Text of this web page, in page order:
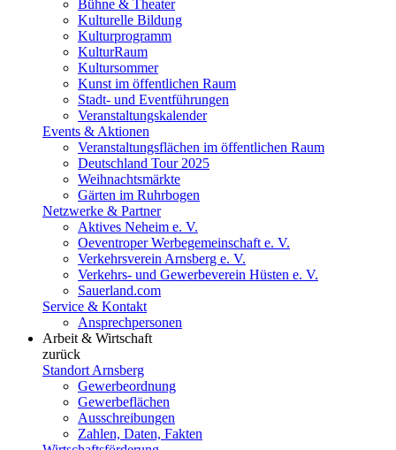
Bühne & Theater
Kulturelle Bildung
Kulturprogramm
KulturRaum
Kultursommer
Kunst im öffentlichen Raum
Stadt- und Eventführungen
Veranstaltungskalender
Events & Aktionen
Veranstaltungsflächen im öffentlichen Raum
Deutschland Tour 2025
Weihnachtsmärkte
Gärten im Ruhrbogen
Netzwerke & Partner
Aktives Neheim e. V.
Oeventroper Werbegemeinschaft e. V.
Verkehrsverein Arnsberg e. V.
Verkehrs- und Gewerbeverein Hüsten e. V.
Sauerland.com
Service & Kontakt
Ansprechpersonen
Arbeit & Wirtschaft
zurück
Standort Arnsberg
Gewerbeordnung
Gewerbeflächen
Ausschreibungen
Zahlen, Daten, Fakten